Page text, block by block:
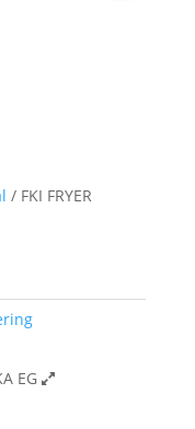
/ FKI FRYER